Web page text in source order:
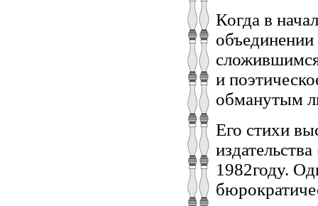
Когда в
и
обманутым
Его стихи
1982году.